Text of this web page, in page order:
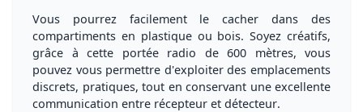
Vous pourrez facilement le cacher dans des
compartiments en plastique ou bois. Soyez créatifs,
grâce à cette portée radio de 600 mètres, vous
pouvez vous permettre d'exploiter des emplacements
discrets, pratiques, tout en conservant une excellente
communication entre récepteur et détecteur.